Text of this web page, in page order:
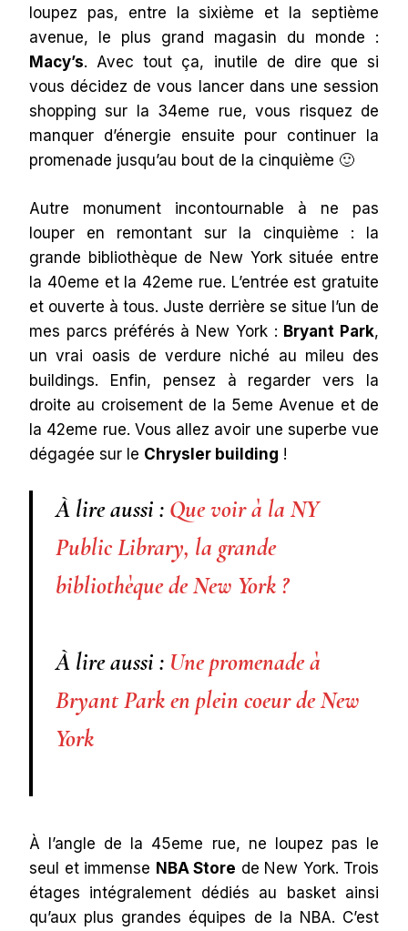
loupez pas, entre la sixième et la septième
avenue, le plus grand magasin du monde :
Macy’s. Avec tout ça, inutile de dire que si
vous décidez de vous lancer dans une session
shopping sur la 34eme rue, vous risquez de
manquer d’énergie ensuite pour continuer la
promenade jusqu’au bout de la cinquième 🙂
Autre monument incontournable à ne pas
louper en remontant sur la cinquième : la
grande bibliothèque de New York située entre
la 40eme et la 42eme rue. L’entrée est gratuite
et ouverte à tous. Juste derrière se situe l’un de
mes parcs préférés à New York : Bryant Park,
un vrai oasis de verdure niché au mileu des
buildings. Enfin, pensez à regarder vers la
droite au croisement de la 5eme Avenue et de
la 42eme rue. Vous allez avoir une superbe vue
dégagée sur le Chrysler building !
À lire aussi : Que voir à la NY
Public Library, la grande
bibliothèque de New York ?
À lire aussi : Une promenade à
Bryant Park en plein coeur de New
York
À l’angle de la 45eme rue, ne loupez pas le
seul et immense NBA Store de New York. Trois
étages intégralement dédiés au basket ainsi
qu’aux plus grandes équipes de la NBA. C’est